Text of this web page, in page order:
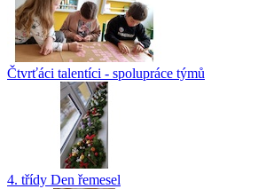
Čtvrťáci talentíci - spolupráce týmů
4. třídy Den řemesel